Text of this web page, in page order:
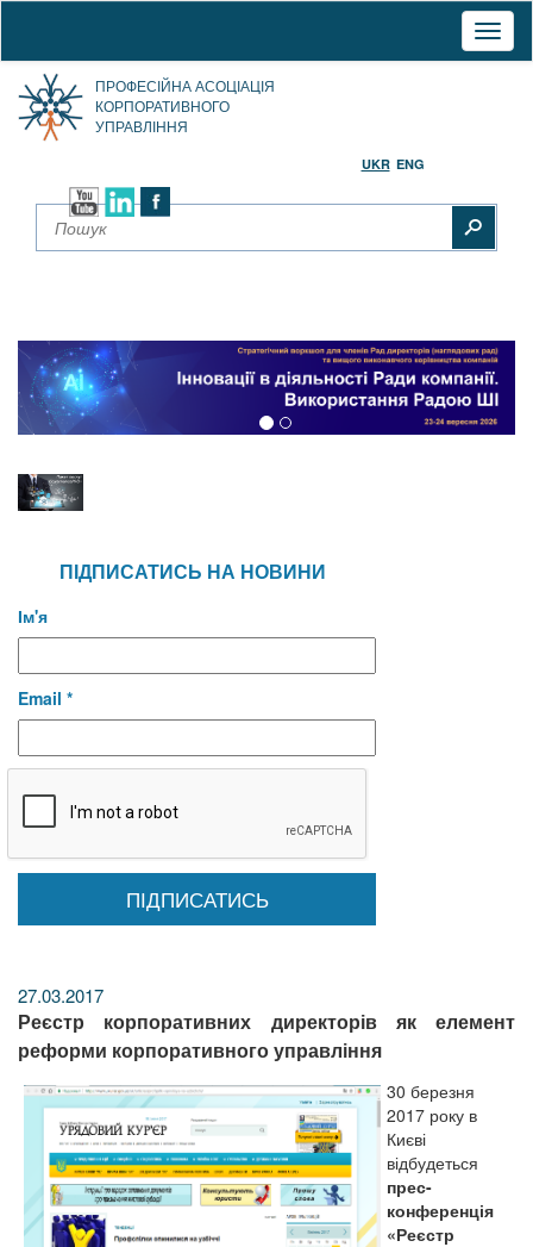
ПРОФЕСІЙНА АСОЦІАЦІЯ
КОРПОРАТИВНОГО
УПРАВЛІННЯ
UKR ENG
ПІДПИСАТИСЬ НА НОВИНИ
Ім'я
Email *
27.03.2017
Реєстр корпоративних директорів як елемент
реформи корпоративного управління
30 березня
2017 року в
Києві
відбудеться
прес-
конференція
«Реєстр